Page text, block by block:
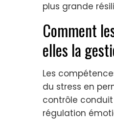
plus grande
Comment
elles la
Les
du stress en
contrôle conduit
régulation